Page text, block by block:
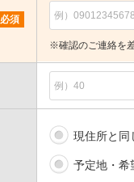
必須
※確認のご連絡を
現住所と同
予定地・希